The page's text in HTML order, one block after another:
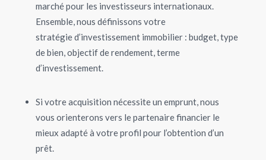
marché pour les investisseurs internationaux.
Ensemble,nous définissons votre
stratégie d’investissement immobilier : budget, type
de bien, objectif de rendement, terme
d’investissement.
Si votre acquisition nécessite un emprunt, nous
vous orienterons vers le partenaire financier le
mieux adapté à votre profil pour l’obtention d’un
prêt.